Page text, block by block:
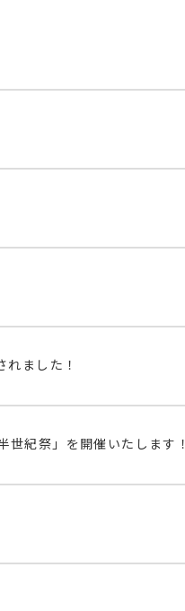
ました！
世紀祭」を開催いたします！